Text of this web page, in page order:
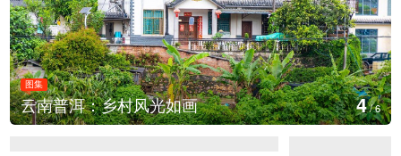
图集
安徽长丰：葡萄丰收采摘忙 5/6